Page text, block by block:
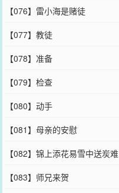
【076】雷小海是赌徒
【077】教徒
【078】准备
【079】检查
【080】动手
【081】母亲的安慰
【082】锦上添花易雪中送炭难
【083】师兄来贺